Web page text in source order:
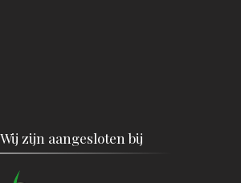
Wij zijn aangesloten bij